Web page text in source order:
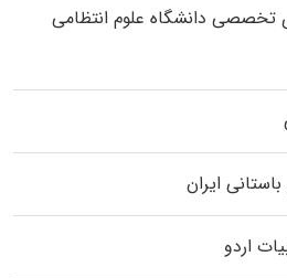
تخصصی داﻧﺸﮕﺎه ﻋﻠﻮم انتظامی
ایران
اردو